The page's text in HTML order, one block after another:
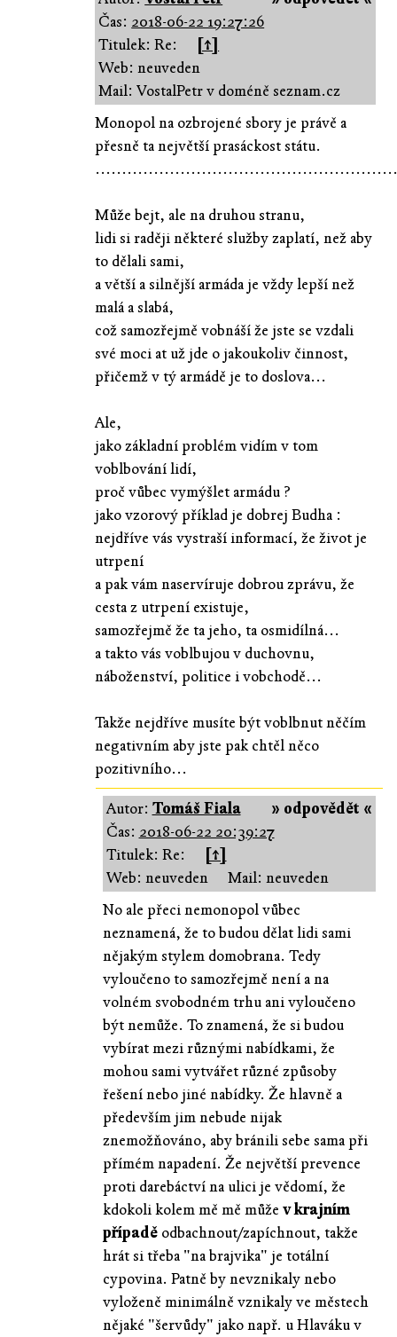
Čas: 2018-06-22 19:27:26
Titulek: Re:
[↑]
Web: neuveden
Mail: VostalPetr v doméně seznam.cz
Monopol na ozbrojené sbory je právě a
přesně ta největší prasáckost státu.
Může bejt, ale na druhou stranu,
lidi si raději některé služby zaplatí, než aby
to dělali sami,
a větší a silnější armáda je vždy lepší než
malá a slabá,
což samozřejmě vobnáší že jste se vzdali
své moci at už jde o jakoukoliv činnost,
přičemž v tý armádě je to doslova...
Ale,
jako základní problém vidím v tom
voblbování lidí,
proč vůbec vymýšlet armádu ?
jako vzorový příklad je dobrej Budha :
nejdříve vás vystraší informací, že život je
utrpení
a pak vám naservíruje dobrou zprávu, že
cesta z utrpení existuje,
samozřejmě že ta jeho, ta osmidílná...
a takto vás voblbujou v duchovnu,
náboženství, politice i vobchodě...
Takže nejdříve musíte být voblbnut něčím
negativním aby jste pak chtěl něco
pozitivního...
» odpovědět «
Autor: Tomáš Fiala
Čas: 2018-06-22 20:39:27
Titulek: Re:
[↑]
Web: neuveden
Mail: neuveden
No ale přeci nemonopol vůbec
neznamená, že to budou dělat lidi sami
nějakým stylem domobrana. Tedy
vyloučeno to samozřejmě není a na
volném svobodném trhu ani vyloučeno
být nemůže. To znamená, že si budou
vybírat mezi různými nabídkami, že
mohou sami vytvářet různé způsoby
řešení nebo jiné nabídky. Že hlavně a
především jim nebude nijak
znemožňováno, aby bránili sebe sama při
přímém napadení. Že největší prevence
proti darebáctví na ulici je vědomí, že
kdokoli kolem mě mě může v krajním
případěodbachnout/zapíchnout, takže
hrát si třeba "na brajvika" je totální
cypovina. Patně by nevznikaly nebo
vyloženě minimálně vznikaly ve městech
nějaké "šervůdy" jako např. u Hlaváku v